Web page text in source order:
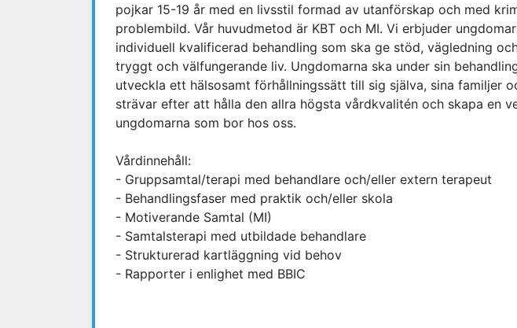
pojkar 15-19 år med en livsstil formad av utanförskap och med
problembild. Vår huvudmetod är KBT och MI. Vi erbjuder
individuell kvalificerad behandling som ska ge stöd, vägledning
tryggt och välfungerande liv. Ungdomarna ska under sin
utveckla ett hälsosamt förhållningssätt till sig själva, sina familjer
strävar efter att hålla den allra högsta vårdkvalitén och skapa en
ungdomarna som bor hos oss.
Vårdinnehåll:
- Gruppsamtal/terapi med behandlare och/eller extern terapeut
- Behandlingsfaser med praktik och/eller skola
- Motiverande Samtal (MI)
- Samtalsterapi med utbildade behandlare
- Strukturerad kartläggning vid behov
- Rapporter i enlighet med BBIC